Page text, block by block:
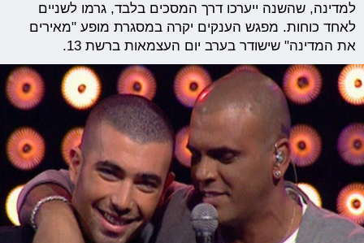
למדינה, שהשנה ייערכו דרך המסכים בלבד, גרמו לשניים
לאחד כוחות. מפגש הענקים יקרה במסגרת מופע "מאירים
את המדינה" שישודר בערב יום העצמאות ברשת 13.